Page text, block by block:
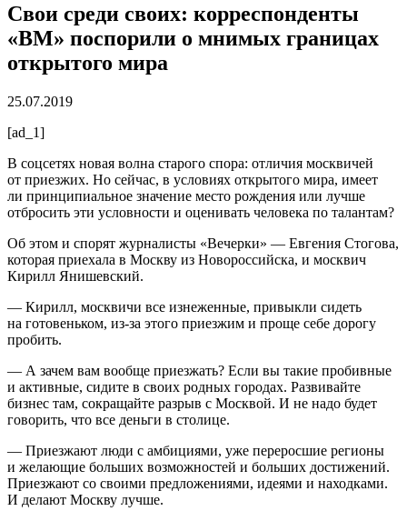
Свои среди своих: корреспонденты
«ВМ» поспорили о мнимых границах
открытого мира
25.07.2019
[ad_1]
В соцсетях новая волна старого спора: отличия москвичей
от приезжих. Но сейчас, в условиях открытого мира, имеет
ли принципиальное значение место рождения или лучше
отбросить эти условности и оценивать человека по талантам?
Об этом и спорят журналисты «Вечерки» — Евгения Стогова,
которая приехала в Москву из Новороссийска, и москвич
Кирилл Янишевский.
— Кирилл, москвичи все изнеженные, привыкли сидеть
на готовеньком, из-за этого приезжим и проще себе дорогу
пробить.
— А зачем вам вообще приезжать? Если вы такие пробивные
и активные, сидите в своих родных городах. Развивайте
бизнес там, сокращайте разрыв с Москвой. И не надо будет
говорить, что все деньги в столице.
— Приезжают люди с амбициями, уже переросшие регионы
и желающие больших возможностей и больших достижений.
Приезжают со своими предложениями, идеями и находками.
И делают Москву лучше.